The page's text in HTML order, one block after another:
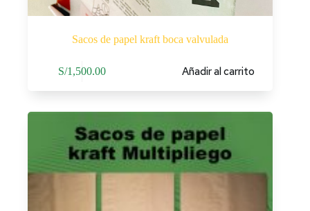
Sacos de papel kraft boca valvulada
S/1,500.00 Añadir al carrito